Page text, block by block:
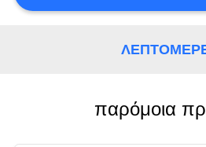
παρόμοια